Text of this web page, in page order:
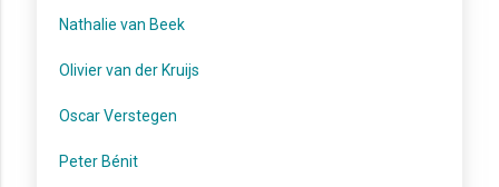
Nathalie van Beek
Olivier van der Kruijs
Oscar Verstegen
Peter Bénit